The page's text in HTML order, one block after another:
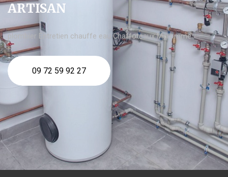
ARTISAN
plombier Entretien chauffe eau Chaffoteaux Maromme
09 72 59 92 27